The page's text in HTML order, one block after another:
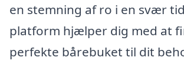
en stemning af ro i en svær
platform hjælper dig med at
perfekte bårebuket til dit